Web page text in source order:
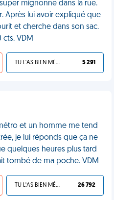
mignonne dans la rue.
Après lui avoir expliqué que
et cherche dans son sac.
cts. VDM
TU L'AS BIEN MÉRITÉ 5 291
et un homme me tend
je lui réponds que ça ne
quelques heures plus tard
tombé de ma poche. VDM
TU L'AS BIEN MÉRITÉ 26 792